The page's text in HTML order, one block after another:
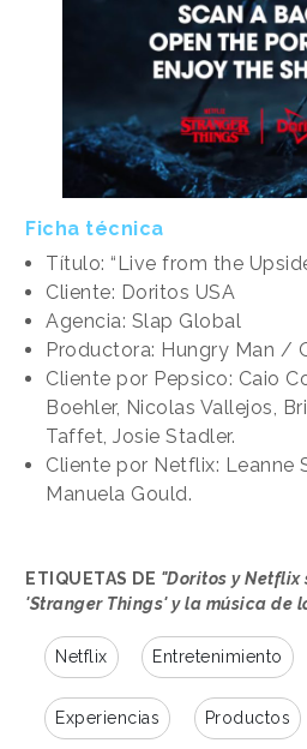
Ficha técnica
Título: “Live from the
Cliente: Doritos USA
Agencia: Slap Global
Productora: Hungry Man /
Cliente por Pepsico: Caio
Boehler, Nicolas Vallejos,
Taffet, Josie Stadler.
Cliente por Netflix: Leanne
Manuela Gould.
ETIQUETAS DE "Doritos y
'Stranger Things' y la música de
Netflix Entretenimiento
Experiencias Productos